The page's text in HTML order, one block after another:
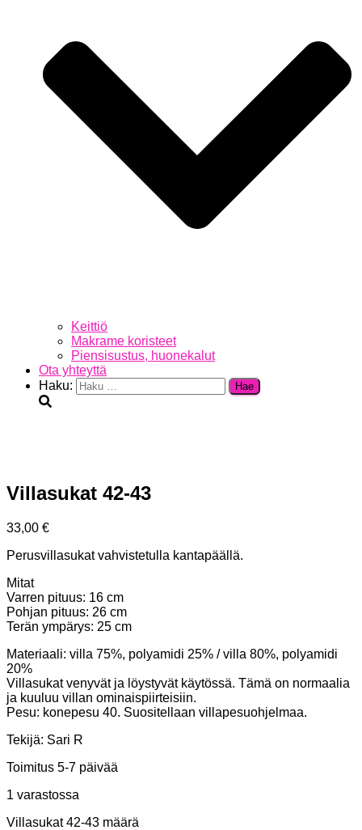
Keittiö
Makrame koristeet
Piensisustus, huonekalut
Ota yhteyttä
Haku:
Villasukat 42-43
33,00 €
Perusvillasukat vahvistetulla kantapäällä.
Mitat
Varren pituus: 16 cm
Pohjan pituus: 26 cm
Terän ympärys: 25 cm
Materiaali: villa 75%, polyamidi 25% / villa 80%, polyamidi
20%
Villasukat venyvät ja löystyvät käytössä. Tämä on normaalia
ja kuuluu villan ominaispiirteisiin.
Pesu: konepesu 40. Suositellaan villapesuohjelmaa.
Tekijä: Sari R
Toimitus 5-7 päivää
1 varastossa
Villasukat 42-43 määrä